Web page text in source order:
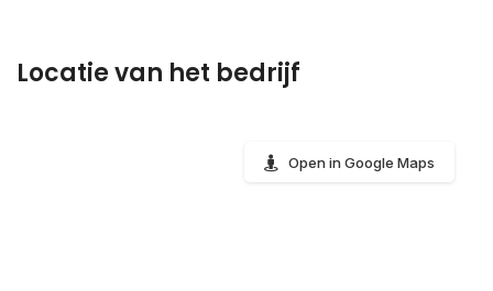
Locatie van het bedrijf
Open in Google Maps